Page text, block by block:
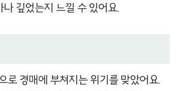
깊었는지 느낄 수 있어요.
경매에 부쳐지는 위기를 맞았어요.